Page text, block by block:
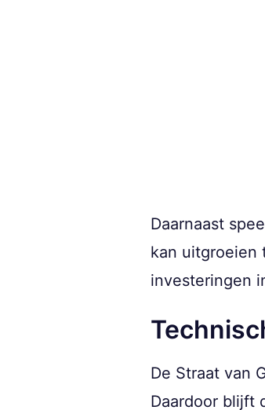
Daarnaast
kan uitgroeien
investeringen
De Straat van
Daardoor blijft